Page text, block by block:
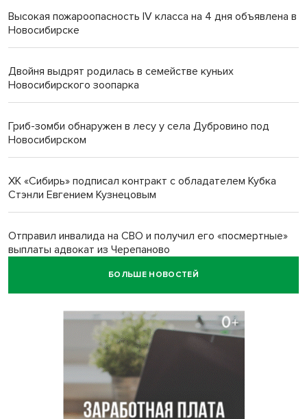
Высокая пожароопасность IV класса на 4 дня объявлена в
Новосибирске
Двойня выдрят родилась в семействе куньих
Новосибирского зоопарка
Гриб-зомби обнаружен в лесу у села Дубровино под
Новосибирском
ХК «Сибирь» подписал контракт с обладателем Кубка
Стэнли Евгением Кузнецовым
Отправил инвалида на СВО и получил его «посмертные»
выплаты адвокат из Черепаново
БОЛЬШЕ НОВОСТЕЙ